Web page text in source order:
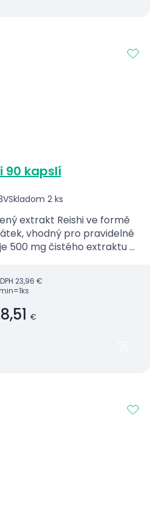
90 kapslí
Skladom 2 ks
extrakt Reishi ve formě
vhodný pro pravidelné
500 mg čistého extraktu v
23,96 €
€